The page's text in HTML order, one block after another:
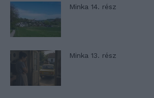
Minka 14. rész
Minka 13. rész